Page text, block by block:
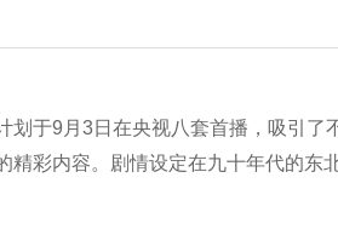
划于9月3日在央视八套首播，吸引了
精彩内容。剧情设定在九十年代的东